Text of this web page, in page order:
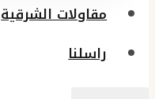
مقاولات الشرقية
راسلنا